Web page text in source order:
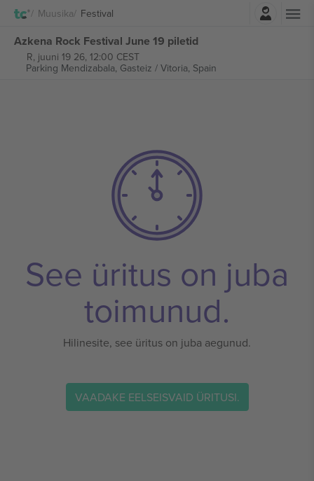
Muusika Festival
Azkena Rock Festival June 19 piletid
R, juuni 19 26, 12:00 CEST
Parking Mendizabala, Gasteiz / Vitoria, Spain
See üritus on juba
toimunud.
Hilinesite, see üritus on juba aegunud.
VAADAKE EELSEISVAID ÜRITUSI.